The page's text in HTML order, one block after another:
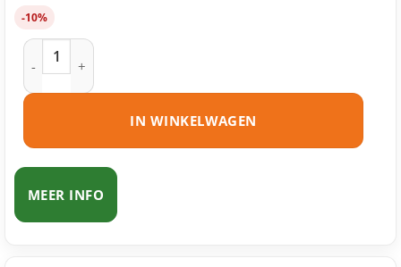
-10%
Canon CLI-526C inktcartridge cyaan huismerk aantal
IN WINKELWAGEN
MEER INFO